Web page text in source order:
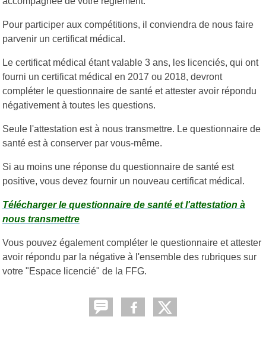
Pour participer aux compétitions, il conviendra de nous faire
parvenir un certificat médical.
Le certificat médical étant valable 3 ans, les licenciés, qui ont
fourni un certificat médical en 2017 ou 2018, devront
compléter le questionnaire de santé et attester avoir répondu
négativement à toutes les questions.
Seule l'attestation est à nous transmettre. Le questionnaire de
santé est à conserver par vous-même.
Si au moins une réponse du questionnaire de santé est
positive, vous devez fournir un nouveau certificat médical.
Télécharger le questionnaire de santé et l'attestation à
nous transmettre
Vous pouvez également compléter le questionnaire et attester
avoir répondu par la négative à l'ensemble des rubriques sur
votre "Espace licencié" de la FFG.